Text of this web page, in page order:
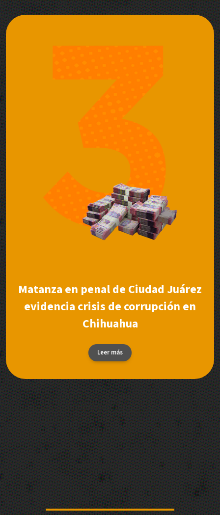
Matanza en penal de Ciudad Juárez
evidencia crisis de corrupción en
Chihuahua
Leer más